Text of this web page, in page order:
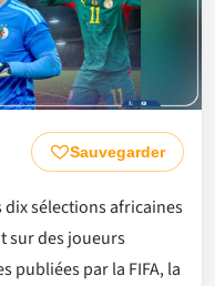
Sauvegarder
dix sélections africaines
sur des joueurs
publiées par la FIFA, la